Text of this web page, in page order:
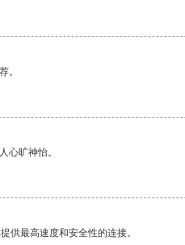
。
心旷神怡。
供最高速度和安全性的连接。